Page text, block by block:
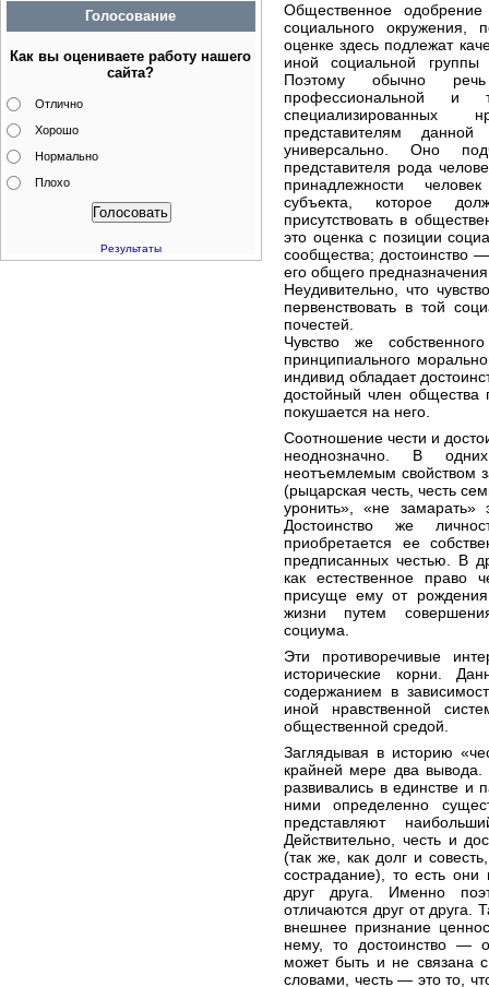
Общественное
социального окружения,
оценке здесь подлежат
иной социальной группы
Поэтому обычно
профессиональной
специализированных
представителям
универсально. Оно
представителя рода
принадлежности
субъекта, которое
присутствовать в
это оценка с позиции
сообщества; достоинство
его общего
Неудивительно, что
первенствовать в той
почестей.
Чувство же
принципиального
индивид обладает
достойный член общества
покушается на него.
Соотношение чести и
неоднозначно. В
неотъемлемым свойством
(рыцарская честь, честь
уронить», «не замарать»
Достоинство же
приобретается ее
предписанных честью. В
как естественное право
присуще ему от
жизни путем
социума.
Эти противоречивые
исторические корни.
содержанием в
иной нравственной
общественной средой.
Заглядывая в историю
крайней мере два вывода.
развивались в единстве и
ними определенно
представляют
Действительно, честь и
(так же, как долг и
сострадание), то есть
друг друга. Именно
отличаются друг от друга.
внешнее признание
нему, то достоинство —
может быть и не связана
словами, честь — это то,
Голосование
Как вы оцениваете работу нашего
сайта?
Отлично
Хорошо
Нормально
Плохо
Результаты